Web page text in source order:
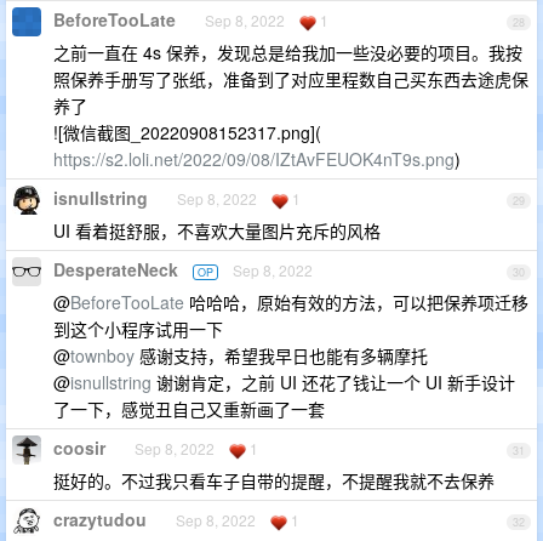
28
BeforeTooLate Sep 8, 2022 1
之前一直在 4s 保养，发现总是给我加一些没必要的项目。我按
照保养手册写了张纸，准备到了对应里程数自己买东西去途虎保
养了
![微信截图_20220908152317.png](
https://s2.loli.net/2022/09/08/IZtAvFEUOK4nT9s.png)
29
isnullstring Sep 8, 2022 1
UI 看着挺舒服，不喜欢大量图片充斥的风格
30
DesperateNeck OP Sep 8, 2022
@BeforeTooLate 哈哈哈，原始有效的方法，可以把保养项迁移
到这个小程序试用一下
@townboy 感谢支持，希望我早日也能有多辆摩托
@isnullstring 谢谢肯定，之前 UI 还花了钱让一个 UI 新手设计
了一下，感觉丑自己又重新画了一套
31
coosir Sep 8, 2022 1
挺好的。不过我只看车子自带的提醒，不提醒我就不去保养
32
crazytudou Sep 8, 2022 1